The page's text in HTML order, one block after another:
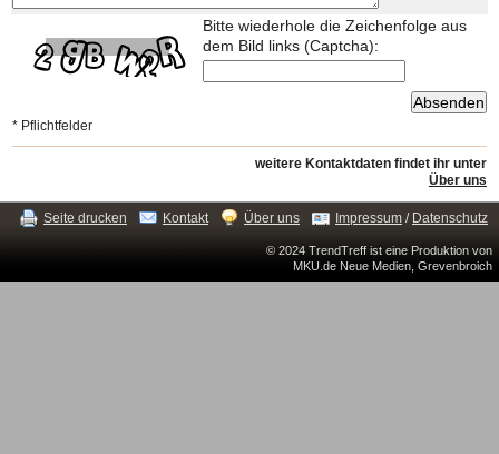
Bitte wiederhole die Zeichenfolge aus
dem Bild links (Captcha):
* Pflichtfelder
weitere Kontaktdaten findet ihr unter
Über uns
Seite drucken Kontakt Über uns Impressum / Datenschutz
© 2024 TrendTreff ist eine Produktion von
MKU.de Neue Medien, Grevenbroich